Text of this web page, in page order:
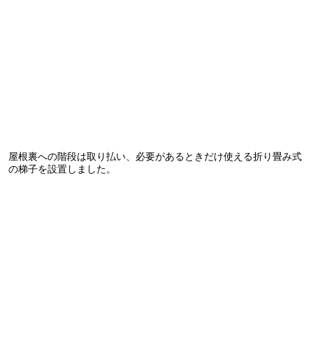
屋根裏への階段は取り払い、必要があるときだけ使える折り畳み式
の梯子を設置しました。